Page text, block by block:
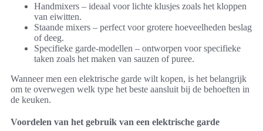
Handmixers – ideaal voor lichte klusjes zoals het kloppen
van eiwitten.
Staande mixers – perfect voor grotere hoeveelheden beslag
of deeg.
Specifieke garde-modellen – ontworpen voor specifieke
taken zoals het maken van sauzen of puree.
Wanneer men een elektrische garde wilt kopen, is het belangrijk
om te overwegen welk type het beste aansluit bij de behoeften in
de keuken.
Voordelen van het gebruik van een elektrische garde